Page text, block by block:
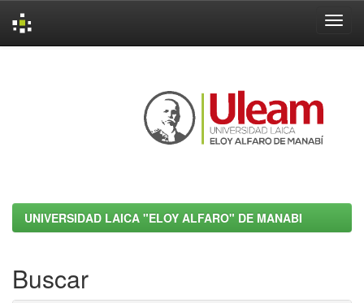
UNIVERSIDAD LAICA "ELOY ALFARO" DE MANABI
Buscar